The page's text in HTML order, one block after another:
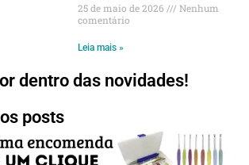
25 de maio de 2026
Nenhum
comentário
Leia mais »
dentro das novidades!
posts